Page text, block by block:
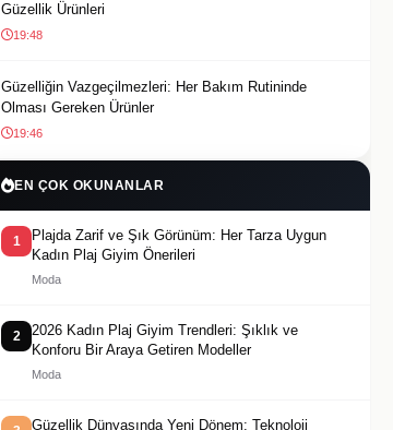
Güzellik Ürünleri
19:48
Güzelliğin Vazgeçilmezleri: Her Bakım Rutininde
Olması Gereken Ürünler
19:46
EN ÇOK OKUNANLAR
1
Plajda Zarif ve Şık Görünüm: Her Tarza Uygun
Kadın Plaj Giyim Önerileri
Moda
2
2026 Kadın Plaj Giyim Trendleri: Şıklık ve
Konforu Bir Araya Getiren Modeller
Moda
Güzellik Dünyasında Yeni Dönem: Teknoloji